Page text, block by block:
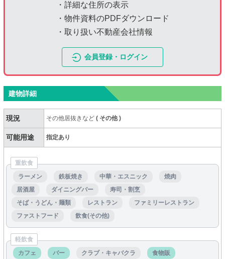
・詳細な住所の表示
・物件資料のPDFダウンロード
・取り扱い不動産会社情報
会員登録・ログイン
建物詳細
現況 その他居抜きなど( その他)
可能用途 指定あり
重飲食
ラーメン
鉄板焼き 中華・エスニック
焼肉
居酒屋
ダイニングバー
寿司・割烹
そば・うどん・麺類
レストラン
ファミリーレストラン
ファストフード
飲食(その他)
軽飲食
カフェ
バー クラブ・キャバクラ 食物販